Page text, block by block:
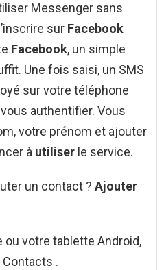
Messenger sans
sur Facebook
Facebook, un simple
Une fois saisi, un SMS
sur votre téléphone
authentifier. Vous
votre prénom et ajouter
à utiliser le service.
un contact ? Ajouter
ou votre tablette Android,
Contacts .